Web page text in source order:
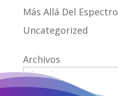
Más Allá Del Espectro
Uncategorized
Archivos